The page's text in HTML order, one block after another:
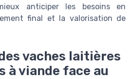
anticiper les besoins en
final et la valorisation de
vaches laitières
à viande face au